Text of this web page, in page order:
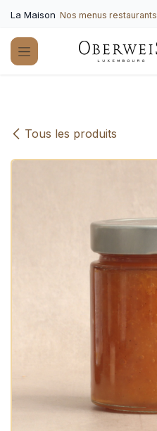
La Maison Nos menus restaurants
Tous les produits